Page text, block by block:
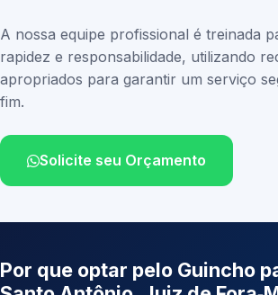
A nossa equipe profissional é treinada
rapidez e responsabilidade, utilizando
apropriados para garantir um serviço
fim.
Solicite seu Orçamento
Por que optar pelo Guincho